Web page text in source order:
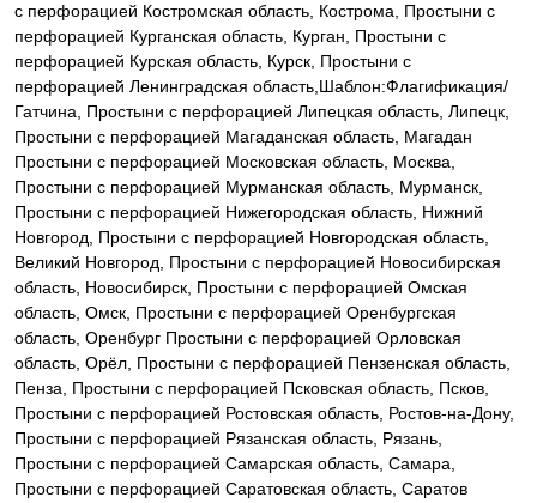
с перфорацией Костромская область, Кострома, Простыни с
перфорацией Курганская область, Курган, Простыни с
перфорацией Курская область, Курск, Простыни с
перфорацией Ленинградская область,Шаблон:Флагификация/
Гатчина, Простыни с перфорацией Липецкая область, Липецк,
Простыни с перфорацией Магаданская область, Магадан
Простыни с перфорацией Московская область, Москва,
Простыни с перфорацией Мурманская область, Мурманск,
Простыни с перфорацией Нижегородская область, Нижний
Новгород, Простыни с перфорацией Новгородская область,
Великий Новгород, Простыни с перфорацией Новосибирская
область, Новосибирск, Простыни с перфорацией Омская
область, Омск, Простыни с перфорацией Оренбургская
область, Оренбург Простыни с перфорацией Орловская
область, Орёл, Простыни с перфорацией Пензенская область,
Пенза, Простыни с перфорацией Псковская область, Псков,
Простыни с перфорацией Ростовская область, Ростов-на-Дону,
Простыни с перфорацией Рязанская область, Рязань,
Простыни с перфорацией Самарская область, Самара,
Простыни с перфорацией Саратовская область, Саратов